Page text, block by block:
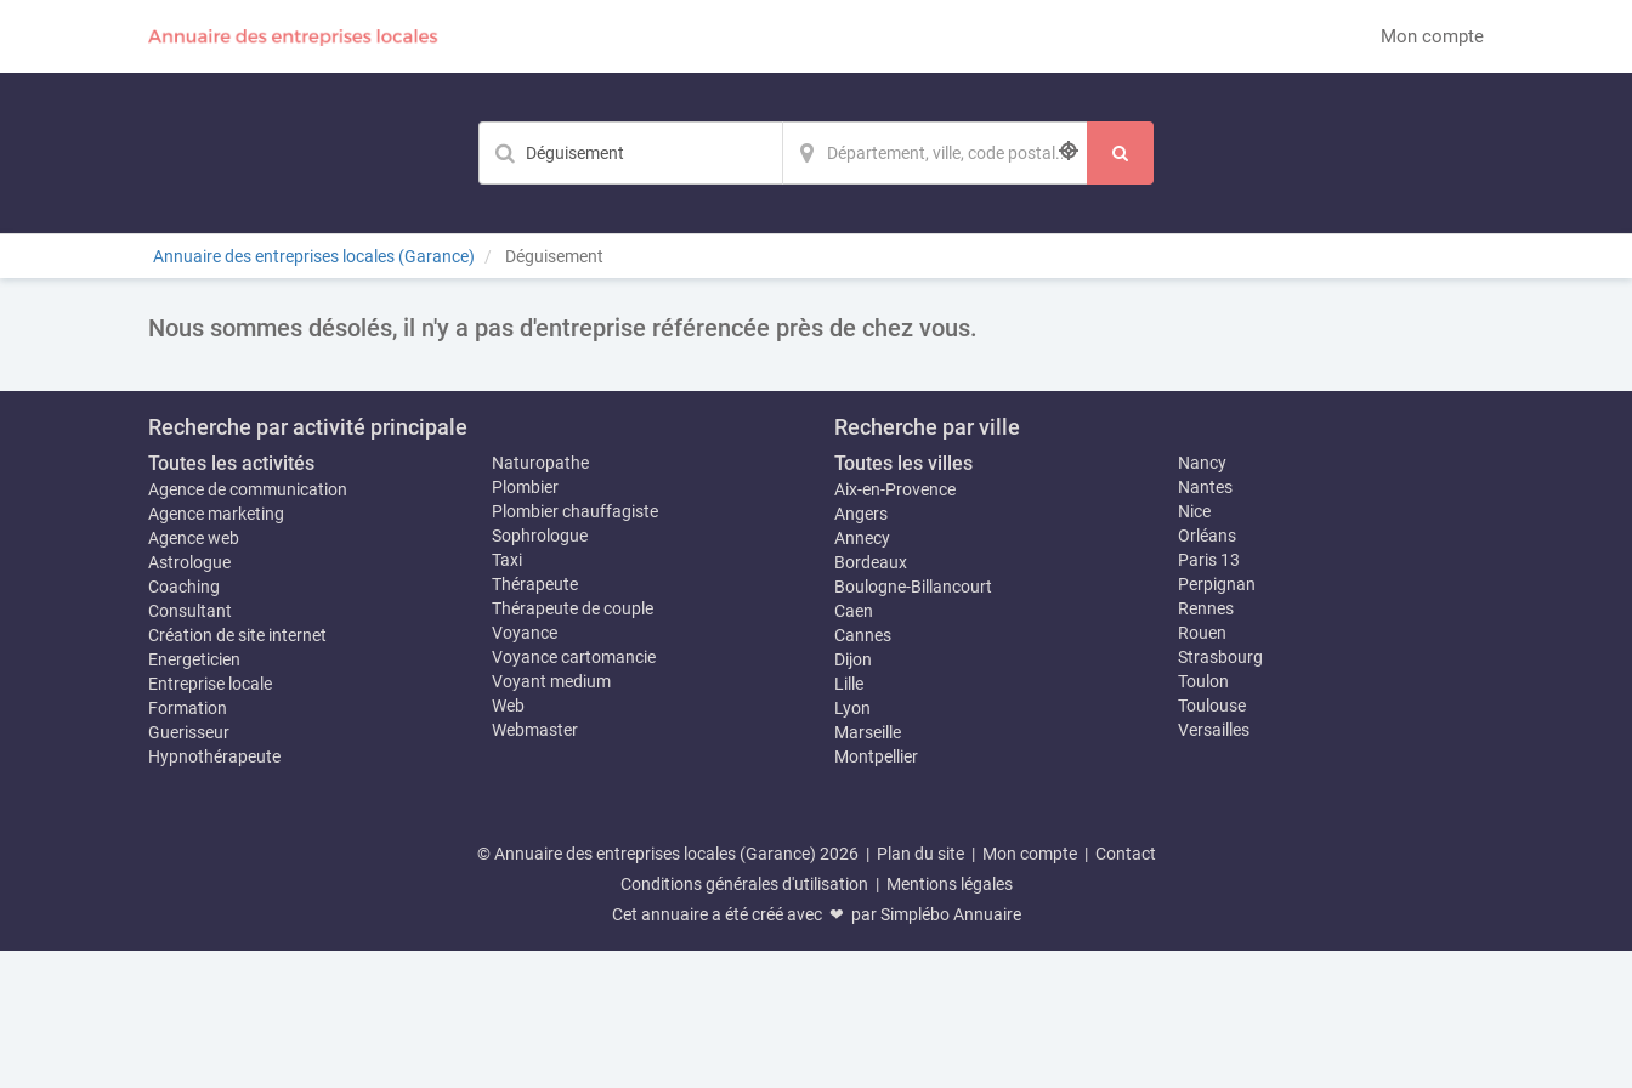
Mon compte
Annuaire des entreprises locales (Garance) Déguisement
Nous sommes désolés, il n'y a pas d'entreprise référencée près de chez vous.
Recherche par activité principale
Toutes les activités
Agence de communication
Agence marketing
Agence web
Astrologue
Coaching
Consultant
Création de site internet
Energeticien
Entreprise locale
Formation
Guerisseur
Hypnothérapeute
Naturopathe
Plombier
Plombier chauffagiste
Sophrologue
Taxi
Thérapeute
Thérapeute de couple
Voyance
Voyance cartomancie
Voyant medium
Web
Webmaster
Recherche par ville
Toutes les villes
Aix-en-Provence
Angers
Annecy
Bordeaux
Boulogne-Billancourt
Caen
Cannes
Dijon
Lille
Lyon
Marseille
Montpellier
Nancy
Nantes
Nice
Orléans
Paris 13
Perpignan
Rennes
Rouen
Strasbourg
Toulon
Toulouse
Versailles
© Annuaire des entreprises locales (Garance) 2026 | Plan du site| Mon compte| Contact
Conditions générales d'utilisation | Mentions légales
Cet annuaire a été créé avec ❤ parSimplébo Annuaire